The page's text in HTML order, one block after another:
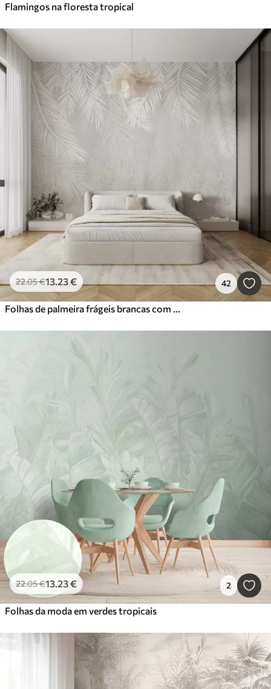
Flamingos na floresta tropical
22.05€13.23€ 42
Folhas de palmeira frágeis brancas com textura grunge
22.05€13.23€ 2
Folhas da moda em verdes tropicais